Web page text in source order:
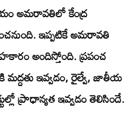
అమరావతిలో కేంద్ర
ఇప్పటికే అమరావతి
అందిస్తోంది. ప్రపంచ
ఇవ్వడం, రైల్వే, జాతీయ
ప్రాధాన్యత ఇవ్వడం తెలిసిందే.